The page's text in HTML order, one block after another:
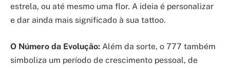
estrela, ou até mesmo uma flor. A ideia é personalizar
e dar ainda mais significado à sua tattoo.
O Número da Evolução: Além da sorte, o 777 também
simboliza um período de crescimento pessoal, de